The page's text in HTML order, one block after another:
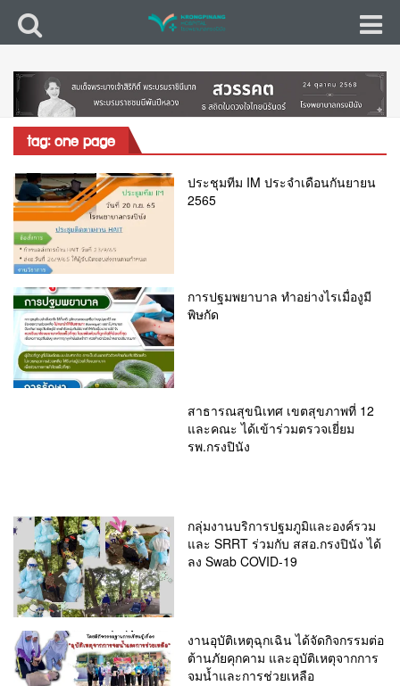
tag: one page
ประชุมทีม IM ประจำเดือนกันยายน
2565
การปฐมพยาบาล ทำอย่างไรเมื่องูมี
พิษกัด
สาธารณสุขนิเทศ เขตสุขภาพที่ 12
และคณะ ได้เข้าร่วมตรวจเยี่ยม
รพ.กรงปินัง
กลุ่มงานบริการปฐมภูมิและองค์รวม
และ SRRT ร่วมกับ สสอ.กรงปินัง ได้
ลง Swab COVID-19
งานอุบัติเหตุฉุกเฉิน ได้จัดกิจกรรมต่อ
ต้านภัยคุกคาม และอุบัติเหตุจากการ
จมน้ำและการช่วยเหลือ